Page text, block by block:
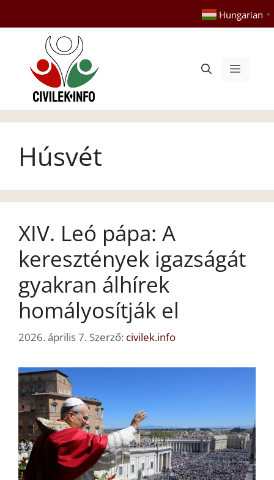
tartalomba
Hungarian ▼
Menü
Húsvét
XIV. Leó pápa: A
keresztények igazságát
gyakran álhírek
homályosítják el
2026. április 7. Szerző: civilek.info